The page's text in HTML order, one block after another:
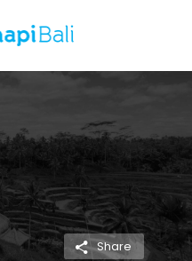
Share